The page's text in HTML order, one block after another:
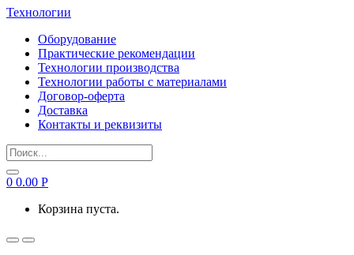
Технологии
Оборудование
Практические рекомендации
Технологии производства
Технологии работы с материалами
Договор-оферта
Доставка
Контакты и реквизиты
Search
for:
0 0.00 Р
Корзина пуста.